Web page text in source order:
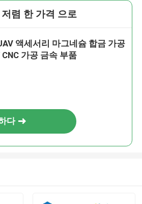
렴 한 가격 으로
액세서리 마그네슘 합금 가공
CNC 가공 금속 부품
다